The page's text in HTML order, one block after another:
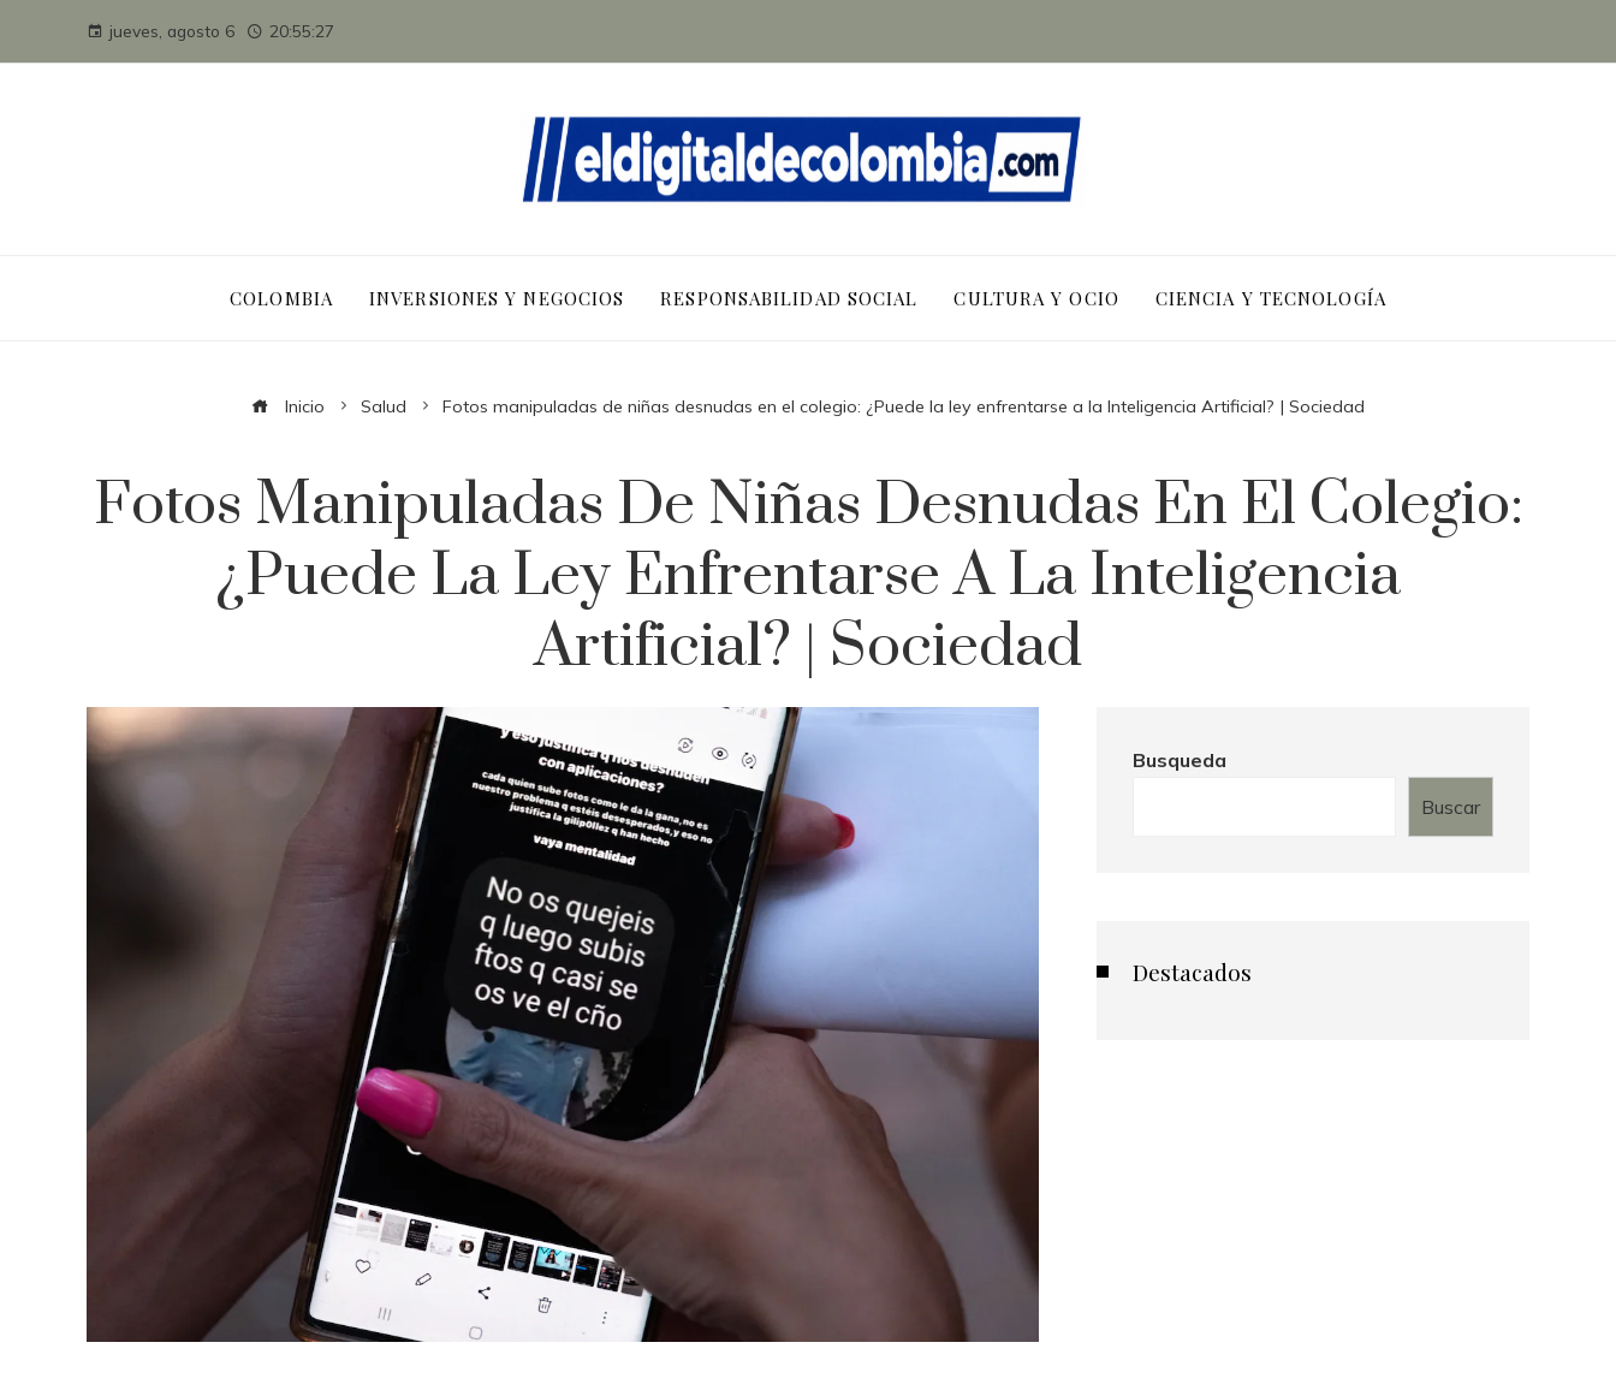
jueves, agosto 6 20:55:28
COLOMBIA INVERSIONES Y NEGOCIOS RESPONSABILIDAD SOCIAL CULTURA Y OCIO CIENCIA Y TECNOLOGÍA
Inicio Salud Fotos manipuladas de niñas desnudas en el colegio: ¿Puede la ley enfrentarse a la Inteligencia Artificial? | Sociedad
Fotos Manipuladas De Niñas Desnudas En El Colegio:
¿Puede La Ley Enfrentarse A La Inteligencia
Artificial? | Sociedad
Busqueda
Buscar
Destacados